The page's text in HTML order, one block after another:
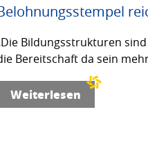
Bildungsstrukturen
Bereitschaft da sein
Weiterlesen